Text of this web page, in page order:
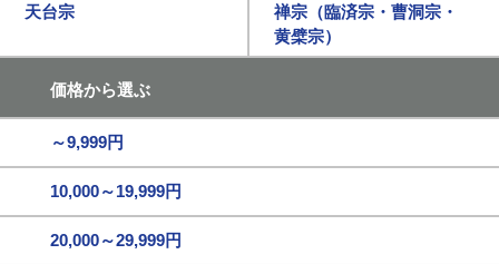
天台宗
禅宗（臨済宗・曹洞宗・
黄檗宗）
価格から選ぶ
～9,999円
10,000～19,999円
20,000～29,999円